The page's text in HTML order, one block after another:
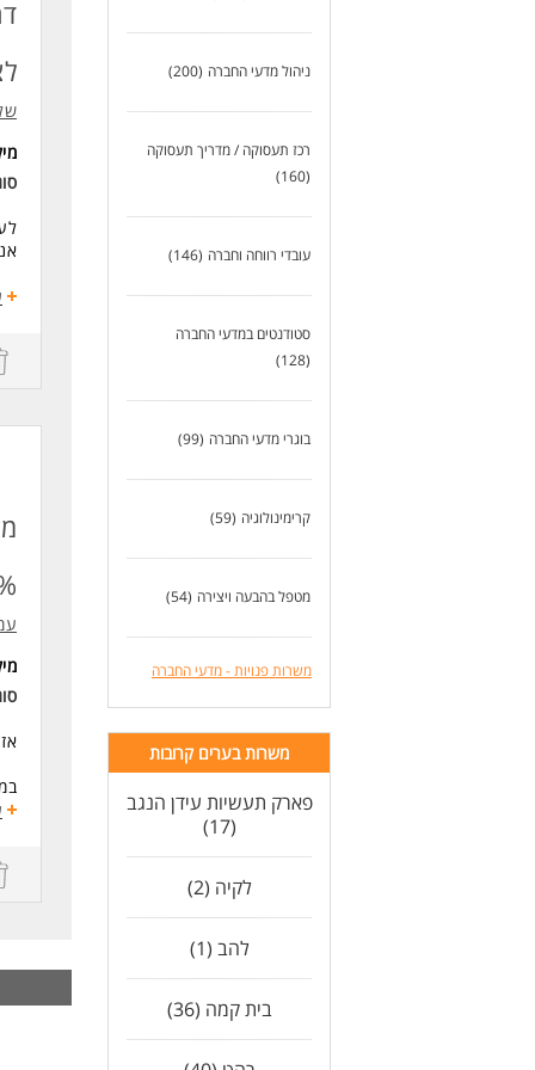
ניהול מדעי החברה (200)
רכז תעסוקה / מדריך תעסוקה
(160)
עובדי רווחה וחברה (146)
סטודנטים במדעי החברה
(128)
בוגרי מדעי החברה (99)
קרימינולוגיה (59)
מטפל בהבעה ויצירה (54)
משרות פנויות - מדעי החברה
משרות בערים קרובות
פארק תעשיות עידן הנגב
(17)
לקיה (2)
להב (1)
בית קמה (36)
-
-
-